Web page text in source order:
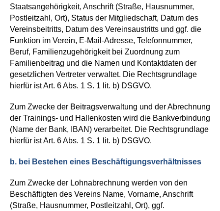
Staatsangehörigkeit, Anschrift (Straße, Hausnummer,
Postleitzahl, Ort), Status der Mitgliedschaft, Datum des
Vereinsbeitritts, Datum des Vereinsaustritts und ggf. die
Funktion im Verein, E-Mail-Adresse, Telefonnummer,
Beruf, Familienzugehörigkeit bei Zuordnung zum
Familienbeitrag und die Namen und Kontaktdaten der
gesetzlichen Vertreter verwaltet. Die Rechtsgrundlage
hierfür ist Art. 6 Abs. 1 S. 1 lit. b) DSGVO.
Zum Zwecke der Beitragsverwaltung und der Abrechnung
der Trainings- und Hallenkosten wird die Bankverbindung
(Name der Bank, IBAN) verarbeitet. Die Rechtsgrundlage
hierfür ist Art. 6 Abs. 1 S. 1 lit. b) DSGVO.
b. bei Bestehen eines Beschäftigungsverhältnisses
Zum Zwecke der Lohnabrechnung werden von den
Beschäftigten des Vereins Name, Vorname, Anschrift
(Straße, Hausnummer, Postleitzahl, Ort), ggf.